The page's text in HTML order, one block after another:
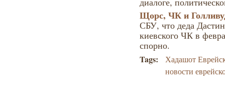
Щорс, ЧК и
СБУ, что деда
киевского ЧК в
спорно.
Tags:
Хадашот
новости